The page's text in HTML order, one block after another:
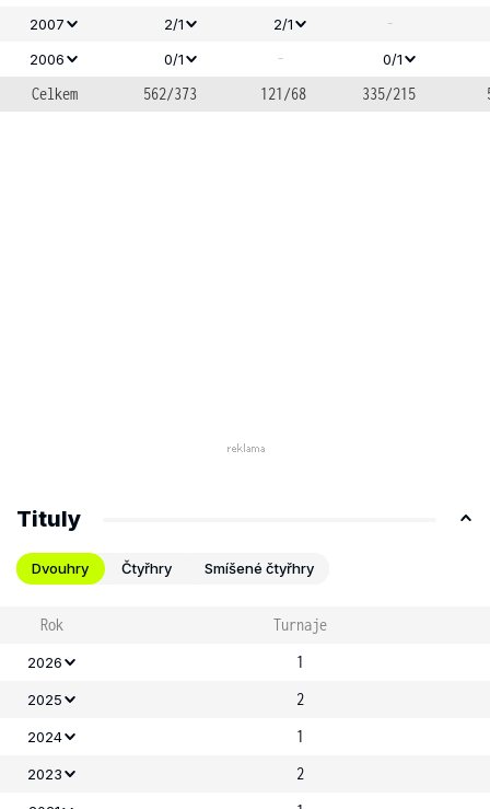
2007 2/1 2/1 -
2006 0/1 - 0/1
Celkem 562/373 121/68 335/215
Tituly
Dvouhry Čtyřhry Smíšené čtyřhry
Rok Turnaje
2026 1
2025 2
2024 1
2023 2